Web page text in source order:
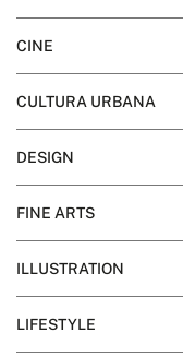
CINE
CULTURA URBANA
DESIGN
FINE ARTS
ILLUSTRATION
LIFESTYLE